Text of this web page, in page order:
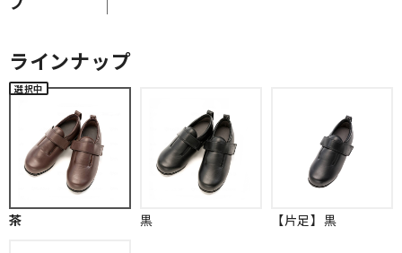
ラインナップ
茶 黒 【片足】黒